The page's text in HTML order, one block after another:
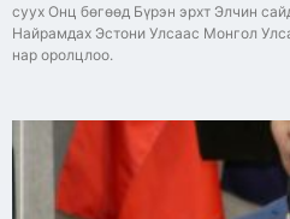
суух Онц бөгөөд Бүрэн эрхт Элчин
Найрамдах Эстони Улсаас Монгол
нар оролцлоо.